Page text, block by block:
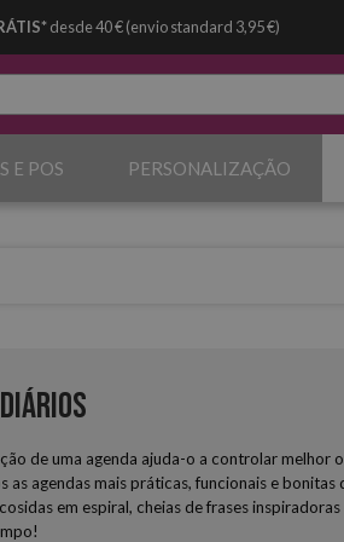
desde 40 € (envio standard 3,95 €)
E POS PERSONALIZAÇÃO
de uma agenda ajuda-o a controlar melhor
agendas mais práticas, funcionais e bonitas
em espiral, cheias de frases